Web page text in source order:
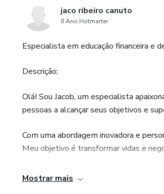
jaco ribeiro canuto
8 Ano Hotmarter
Especialista em educação financeira e
Descrição:
Olá! Sou Jacob, um especialista
pessoas a alcançar seus objetivos e
Com uma abordagem inovadora e
Meu objetivo é transformar vidas e
O que você pode esperar de mim:
Mostrar mais